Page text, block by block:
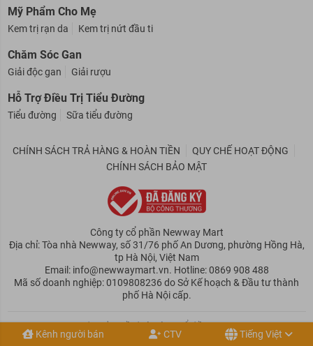
Kênh người bán CTV Tiếng Việt
Mỹ Phẩm Cho Mẹ
Kem trị rạn da Kem trị nứt đầu ti
Chăm Sóc Gan
Giải độc gan Giải rượu
Hỗ Trợ Điều Trị Tiểu Đường
Tiểu đường Sữa tiểu đường
CHÍNH SÁCH TRẢ HÀNG & HOÀN TIỀN
QUY CHẾ HOẠT ĐỘNG
CHÍNH SÁCH BẢO MẬT
Công ty cổ phần Newway Mart
Địa chỉ: Tòa nhà Newway, số 31/76 phố An Dương, phường Hồng Hà,
tp Hà Nội, Việt Nam
Email: info@newwaymart.vn. Hotline: 0869 908 488
Mã số doanh nghiệp: 0109808236 do Sở Kế hoạch & Đầu tư thành
phố Hà Nội cấp.
Copyright© Bản quyền thuộc Công ty cổ phần Newway Mart